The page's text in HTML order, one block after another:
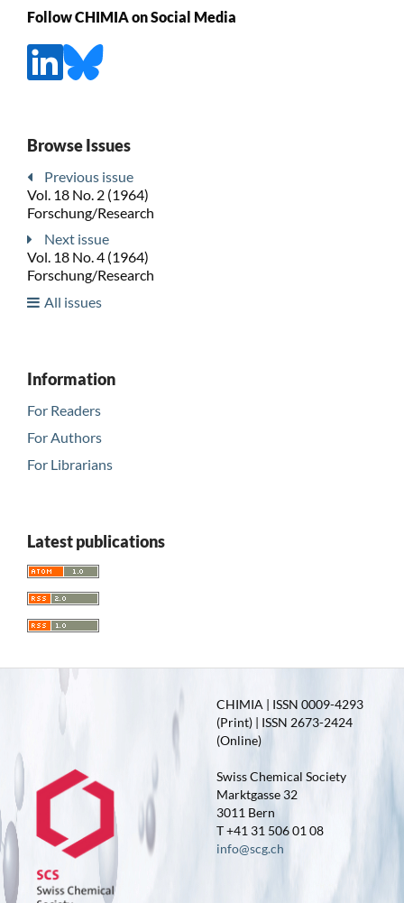
Follow CHIMIA on Social Media
Browse Issues
Previous issue
Vol. 18 No. 2 (1964)
Forschung/Research
Next issue
Vol. 18 No. 4 (1964)
Forschung/Research
All issues
Information
For Readers
For Authors
For Librarians
Latest publications
CHIMIA | ISSN 0009-4293
(Print) | ISSN 2673-2424
(Online)
Swiss Chemical Society
Marktgasse 32
3011 Bern
T +41 31 506 01 08
info@scg.ch